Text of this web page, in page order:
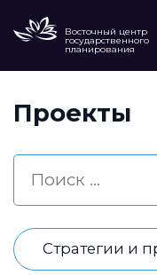
Восточный центр
государственного
планирования
Проекты
Стратегии и